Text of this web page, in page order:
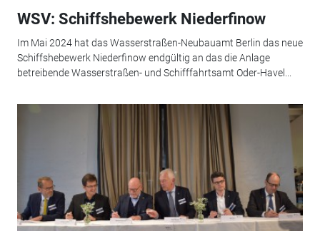
WSV: Schiffshebewerk Niederfinow
Im Mai 2024 hat das Wasserstraßen-Neubauamt Berlin das neue
Schiffshebewerk Niederfinow endgültig an das die Anlage
betreibende Wasserstraßen- und Schifffahrtsamt Oder-Havel...